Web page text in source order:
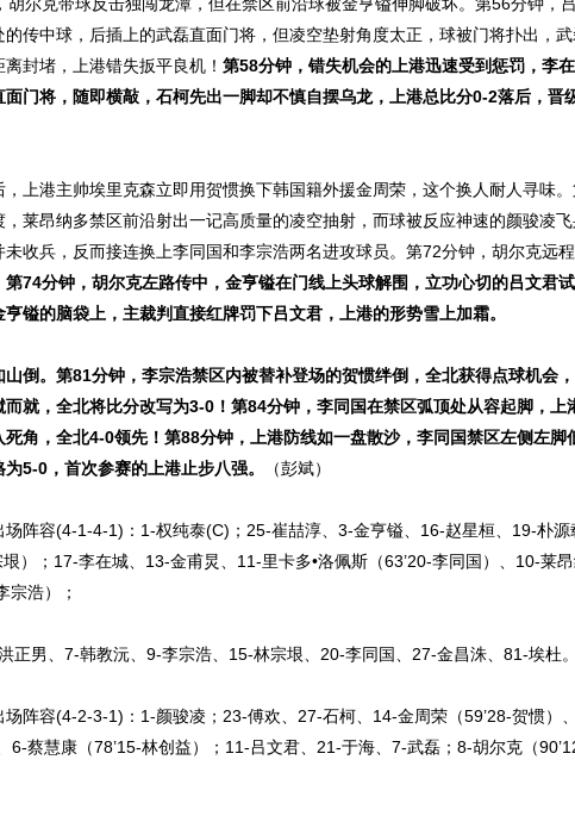
的传中球，后插上的武磊直面门将，但凌空垫射角度太正，球被门将扑出，
封堵，上港错失扳平良机！ 第58分钟，错失机会的上港迅速受到惩罚，李
面门将，随即横敲，石柯先出一脚却不慎自摆乌龙，上港总比分0-2落后，晋
港主帅埃里克森立即用贺惯换下韩国籍外援金周荣，这个换人耐人寻味。
，莱昂纳多禁区前沿射出一记高质量的凌空抽射，而球被反应神速的颜骏凌
未收兵，反而接连换上李同国和李宗浩两名进攻球员。第72分钟，胡尔克远
第74分钟，胡尔克左路传中，金亨镒在门线上头球解围，立功心切的吕文君
镒的脑袋上，主裁判直接红牌罚下吕文君，上港的形势雪上加霜。
山倒。第81分钟，李宗浩禁区内被替补登场的贺惯绊倒，全北获得点球机会
而就，全北将比分改写为3-0！第84分钟，李同国在禁区弧顶处从容起脚，上
角，全北4-0领先！第88分钟，上港防线如一盘散沙，李同国禁区左侧左脚
5-0，首次参赛的上港止步八强。
（彭斌）
容(4-1-4-1)：1-权纯泰(C)；25-崔喆淳、3-金亨镒、16-赵星桓、19-朴源
垠）；17-李在城、13-金甫炅、11-里卡多•洛佩斯（63’20-李同国）、10-莱
宗浩）；
男、7-韩教沅、9-李宗浩、15-林宗垠、20-李同国、27-金昌洙、81-埃杜。
容(4-2-3-1)：1-颜骏凌；23-傅欢、27-石柯、14-金周荣（59’28-贺惯）
6-蔡慧康（78’15-林创益）；11-吕文君、21-于海、7-武磊；8-胡尔克（
动物系恋人啊 | 钟欣潼体验爱情哲学 南方有乔木 | “科创CP”渐入